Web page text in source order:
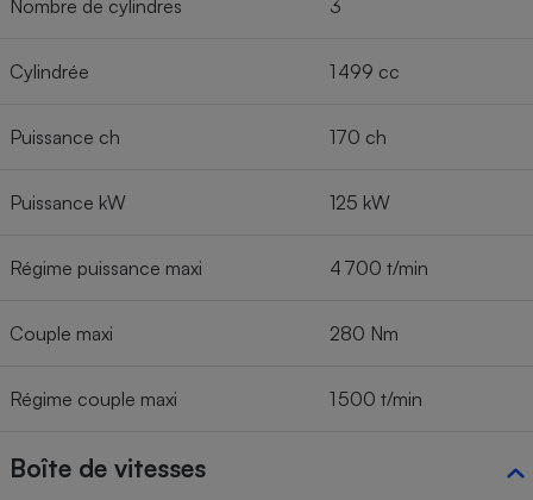
Nombre de cylindres 3
Cylindrée 1 499 cc
Puissance ch 170 ch
Puissance kW 125 kW
Régime puissance maxi 4 700 t/min
Couple maxi 280 Nm
Régime couple maxi 1 500 t/min
Boîte de vitesses